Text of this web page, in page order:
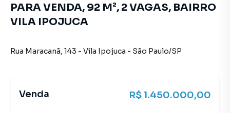
PARA VENDA, 92 M², 2 VAGAS, BAIRRO
VILA IPOJUCA
Rua Maracanã, 143 - Vila Ipojuca - São Paulo/SP
Venda R$ 1.450.000,00